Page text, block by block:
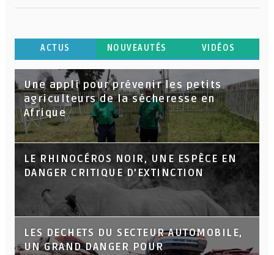
ACTUS NOUVEAUTÉS VIDÉOS
Une appli pour prévenir les petits
agriculteurs de la sécheresse en
Afrique
LE RHINOCÉROS NOIR, UNE ESPÈCE EN
DANGER CRITIQUE D’EXTINCTION
LES DECHETS DU SECTEUR AUTOMOBILE,
UN GRAND DANGER POUR